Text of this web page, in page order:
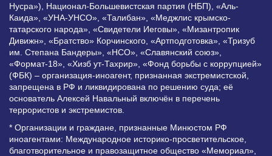
Нусра»), Национал-Большевистская партия (НБП), «Аль-
Каида», «УНА-УНСО», «Талибан», «Меджлис крымско-
татарского народа», «Свидетели Иеговы», «Мизантропик
Дивижн», «Братство» Корчинского, «Артподготовка», «Тризуб
им. Степана Бандеры», «НСО», «Славянский союз»,
«Формат-18», «Хизб ут-Тахрир», «Фонд борьбы с коррупцией»
(ФБК) – организация-иноагент, признанная экстремистской,
запрещена в РФ и ликвидирована по решению суда; её
основатель Алексей Навальный включён в перечень
террористов и экстремистов.
* Организации и граждане, признанные Минюстом РФ
иноагентами: Международное историко-просветительское,
благотворительное и правозащитное общество «Мемориал»,